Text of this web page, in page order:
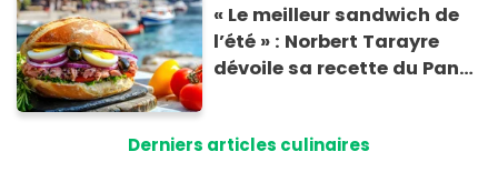
« Le meilleur sandwich de
l’été » : Norbert Tarayre
dévoile sa recette du Pan
Derniers articles culinaires